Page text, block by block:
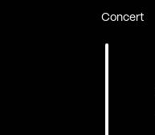
Concert